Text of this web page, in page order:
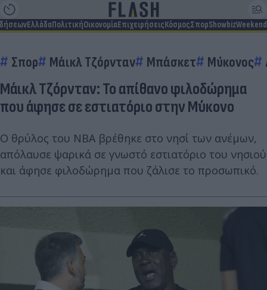
ΕλλάδαΠολιτικήΟικονομίαΕπιχειρήσειςΚόσμοςΣπορShowbizWeekend
Σπορ Μάικλ Τζόρνταν Μπάσκετ Μύκονος
Μάικλ Τζόρνταν: Το απίθανο φιλοδώρημα
που άφησε σε εστιατόριο στην Μύκονο
Ο θρύλος του NBA βρέθηκε στο νησί των ανέμων,
απόλαυσε ψαρικά σε γνωστό εστιατόριο του νησιού
και άφησε φιλοδώρημα που ζάλισε το προσωπικό.